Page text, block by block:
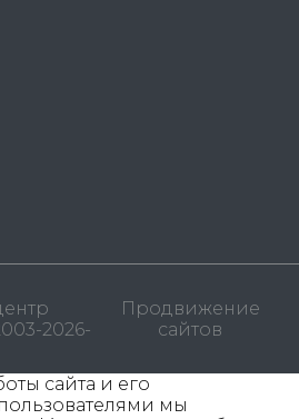
2026-
Продвижение
сайтов
сайта и его
мы